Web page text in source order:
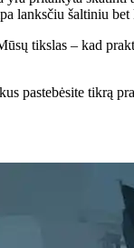
lanksčiu šaltiniu
tikslas – kad
pastebėsite tikrą